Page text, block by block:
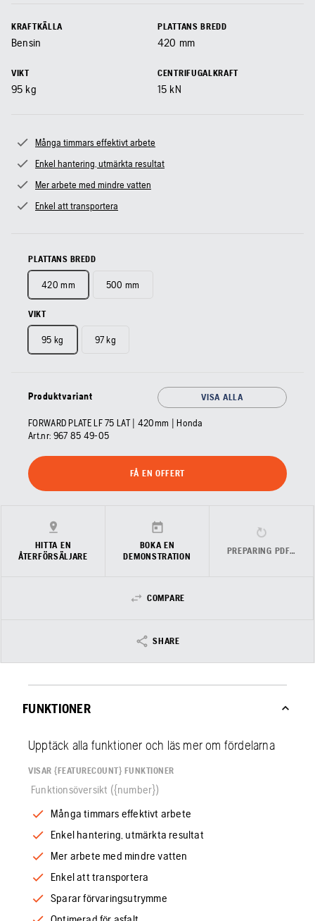
KRAFTKÄLLA
Bensin
PLATTANS BREDD
420 mm
VIKT
95 kg
CENTRIFUGALKRAFT
15 kN
Många timmars effektivt arbete
Enkel hantering, utmärkta resultat
Mer arbete med mindre vatten
Enkel att transportera
PLATTANS BREDD
420 mm 500 mm
VIKT
95 kg 97 kg
Produktvariant VISA ALLA
FORWARD PLATE LF 75 LAT | 420mm | Honda
Art.nr: 967 85 49‑05
FÅ EN OFFERT
HITTA EN
ÅTERFÖRSÄLJARE
BOKA EN
DEMONSTRATION
PREPARING PDF…
COMPARE
SHARE
FUNKTIONER
Upptäck alla funktioner och läs mer om fördelarna
VISAR {FEATURECOUNT} FUNKTIONER
Funktionsöversikt ({number})
Många timmars effektivt arbete
Enkel hantering, utmärkta resultat
Mer arbete med mindre vatten
Enkel att transportera
Sparar förvaringsutrymme